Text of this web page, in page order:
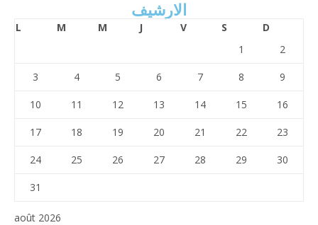
الارشيف
août 2026
L M M J V S
D
1
2
3 4 5 6 7 8 9
10 11 12 13 14 15 16
17 18 19 20 21 22 23
24 25 26 27 28 29 30
31